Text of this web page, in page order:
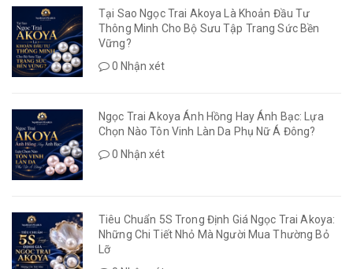
Tại Sao Ngọc Trai Akoya Là Khoản Đầu Tư
Thông Minh Cho Bộ Sưu Tập Trang Sức Bền
Vững?
0 Nhận xét
Ngọc Trai Akoya Ánh Hồng Hay Ánh Bạc: Lựa
Chọn Nào Tôn Vinh Làn Da Phụ Nữ Á Đông?
0 Nhận xét
Tiêu Chuẩn 5S Trong Định Giá Ngọc Trai Akoya:
Những Chi Tiết Nhỏ Mà Người Mua Thường Bỏ
Lỡ